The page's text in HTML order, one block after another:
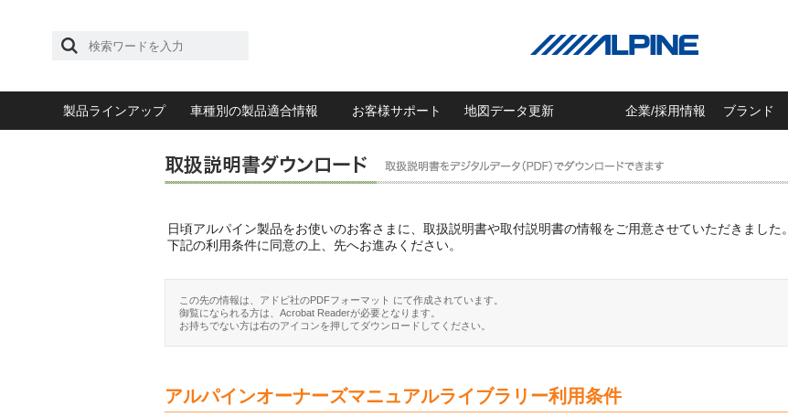
製品ラインアップ 車種別の製品適合情報 お客様サポート 地図データ更新 企業/採用情報 ブランド
日頃アルパイン製品をお使いのお客さまに、取扱説明書や取付説明書の情報をご用意させていただきました。
下記の利用条件に同意の上、先へお進みください。
この先の情報は、アドビ社のPDFフォーマット にて作成されています。
御覧になられる方は、Acrobat Readerが必要となります。
お持ちでない方は右のアイコンを押してダウンロードしてください。
アルパインオーナーズマニュアルライブラリー利用条件